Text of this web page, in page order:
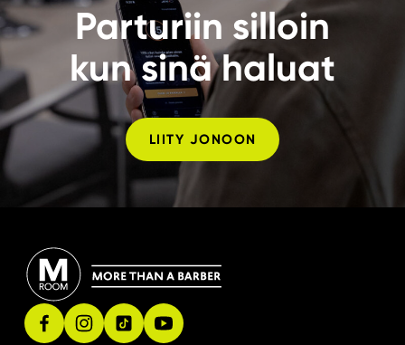
Parturiin silloin
kun sinä haluat
LIITY JONOON